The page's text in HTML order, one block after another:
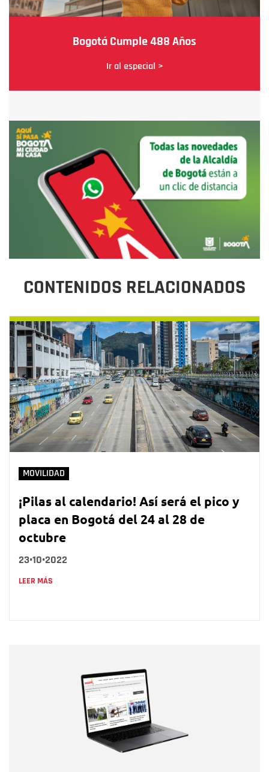
Bogotá Cumple 488 Años
Ir al especial >
CONTENIDOS RELACIONADOS
MOVILIDAD
¡Pilas al calendario! Así será el pico y
placa en Bogotá del 24 al 28 de
octubre
23•10•2022
LEER MÁS
Correo electrónico
Tipo de comentario